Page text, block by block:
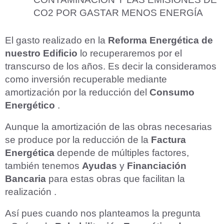
CO2 POR GASTAR MENOS ENERGÍA
El gasto realizado en la Reforma Energética de
nuestro Edificio lo recuperaremos por el
transcurso de los años. Es decir la consideramos
como inversión recuperable mediante
amortización por la reducción del Consumo
Energético .
Aunque la amortización de las obras necesarias
se produce por la reducción de la Factura
Energética depende de múltiples factores,
también tenemos Ayudas y Financiación
Bancaria para estas obras que facilitan la
realización .
Así pues cuando nos planteamos la pregunta